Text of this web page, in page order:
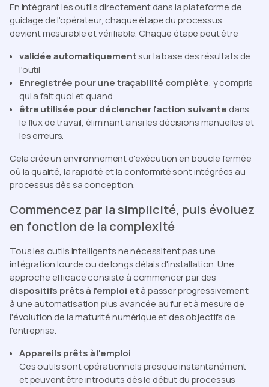
En intégrant les outils directement dans la plateforme de
guidage de l'opérateur, chaque étape du processus
devient mesurable et vérifiable. Chaque étape peut être
validée automatiquementsur la base des résultats de
l'outil
Enregistrée pour unetraçabilité complète, y compris
qui a fait quoi et quand
être utilisée pour déclencher l'action suivante dans
le flux de travail, éliminant ainsi les décisions manuelles et
les erreurs.
Cela crée un environnement d'exécution en boucle fermée
où la qualité, la rapidité et la conformité sont intégrées au
processus dès sa conception.
Commencez par la simplicité, puis évoluez
en fonction de la complexité
Tous les outils intelligents ne nécessitent pas une
intégration lourde ou de longs délais d'installation. Une
approche efficace consiste à commencer par des
dispositifs prêts à l'emploi età passer progressivement
à une automatisation plus avancée au fur et à mesure de
l'évolution de la maturité numérique et des objectifs de
l'entreprise.
Appareils prêts à l'emploi
Ces outils sont opérationnels presque instantanément
et peuvent être introduits dès le début du processus